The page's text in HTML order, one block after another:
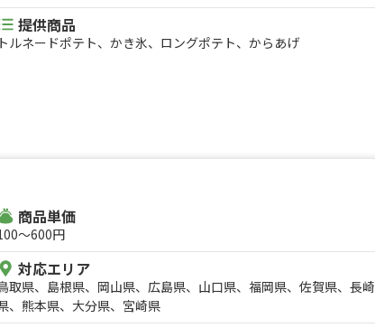
提供商品
トルネードポテト、かき氷、ロングポテト、からあげ
商品単価
〜600円
対応エリア
取県、島根県、岡山県、広島県、山口県、福岡県、佐賀県、長崎
、熊本県、大分県、宮崎県